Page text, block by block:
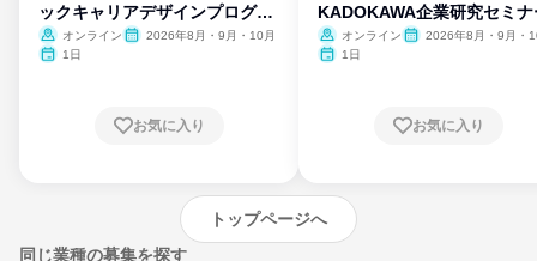
ックキャリアデザインプログラ
ム
オンライン
2026年8月・9月・10月
1日
お気に入り
KADOKAWA企業研究セミナ
オンライン
2026年8月・9月・
1日
お気に入り
トップページへ
同じ業種の募集を探す